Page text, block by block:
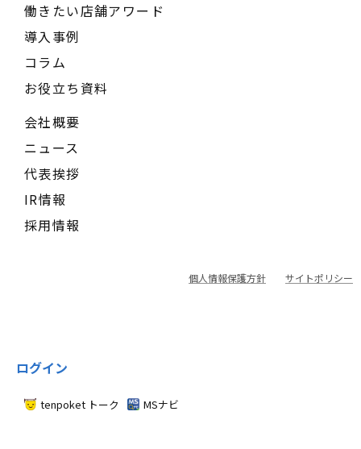
働きたい店舗アワード
導入事例
コラム
お役立ち資料
会社概要
ニュース
代表挨拶
IR情報
採用情報
個人情報保護方針 サイトポリシー
ログイン
tenpoket トーク MSナビ